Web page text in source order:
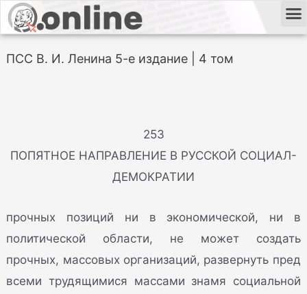
ПСС В. И. Ленина 5-е издание | 4 том
253
ПОПЯТНОЕ НАПРАВЛЕНИЕ В РУССКОЙ СОЦИАЛ-
ДЕМОКРАТИИ
прочных позиций ни в экономической, ни в
политической области, не может создать
прочных, массовых организаций, развернуть пред
всеми трудящимися массами знамя социальной